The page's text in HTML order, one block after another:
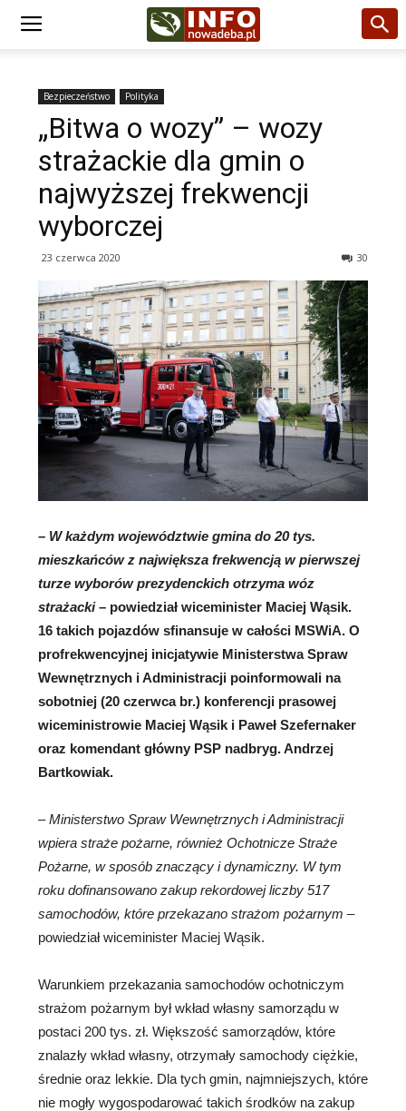
Bezpieczeństwo Polityka
„Bitwa o wozy” – wozy
strażackie dla gmin o
najwyższej frekwencji
wyborczej
23 czerwca 2020 30
– W każdym województwie gmina do 20 tys.
mieszkańców z największa frekwencją w pierwszej
turze wyborów prezydenckich otrzyma wóz
strażacki– powiedział wiceminister Maciej Wąsik.
16 takich pojazdów sfinansuje w całości MSWiA. O
profrekwencyjnej inicjatywie Ministerstwa Spraw
Wewnętrznych i Administracji poinformowali na
sobotniej (20 czerwca br.) konferencji prasowej
wiceministrowie Maciej Wąsik i Paweł Szefernaker
oraz komendant główny PSP nadbryg. Andrzej
Bartkowiak.
–Ministerstwo Spraw Wewnętrznych i Administracji
wpiera straże pożarne, również Ochotnicze Straże
Pożarne, w sposób znaczący i dynamiczny. W tym
roku dofinansowano zakup rekordowej liczby 517
samochodów, które przekazano strażom pożarnym –
powiedział wiceminister Maciej Wąsik.
Warunkiem przekazania samochodów ochotniczym
strażom pożarnym był wkład własny samorządu w
postaci 200 tys. zł. Większość samorządów, które
znalazły wkład własny, otrzymały samochody ciężkie,
średnie oraz lekkie. Dla tych gmin, najmniejszych, które
nie mogły wygospodarować takich środków na zakup